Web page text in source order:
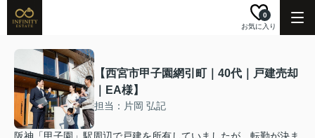
お気に入り
0
【西宮市甲子園網引町｜40代｜戸建売却
｜EA様】
担当：片岡 弘記